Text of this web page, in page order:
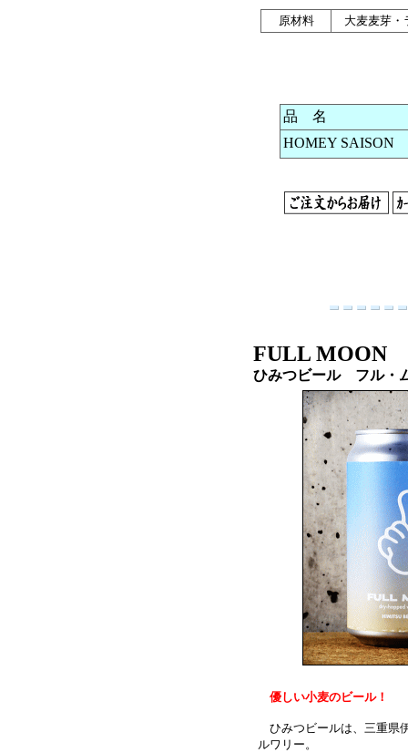
原材料 大麦麦芽・
品 名
HOMEY
FULL MOON
ひみつビール フル・
優しい小麦のビール！
ひみつビールは、三重県
ルワリー。